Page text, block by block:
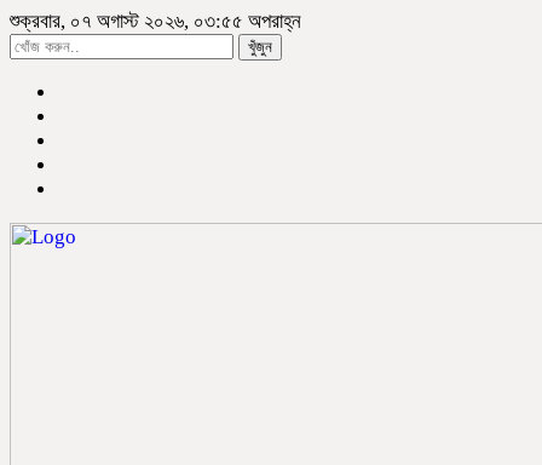
শুক্রবার, ০৭ অগাস্ট ২০২৬, ০৩:৫৫ অপরাহ্ন
খুঁজুন